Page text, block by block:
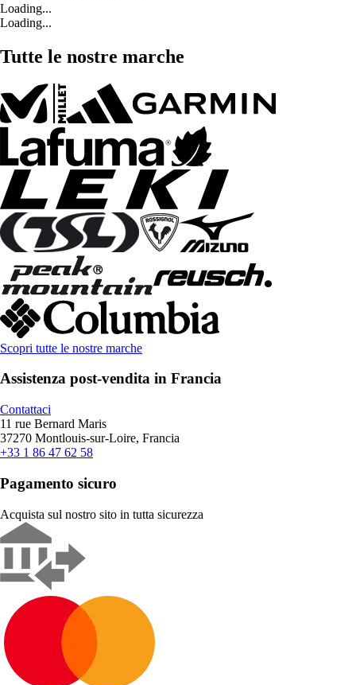
Loading...
Loading...
Tutte le nostre marche
Scopri tutte le nostre marche
Assistenza post-vendita in Francia
Contattaci
11 rue Bernard Maris
37270 Montlouis-sur-Loire, Francia
+33 1 86 47 62 58
Pagamento sicuro
Acquista sul nostro sito in tutta sicurezza